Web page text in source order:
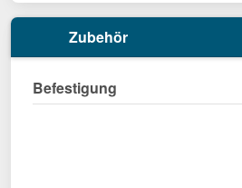
Zubehör
Befestigung